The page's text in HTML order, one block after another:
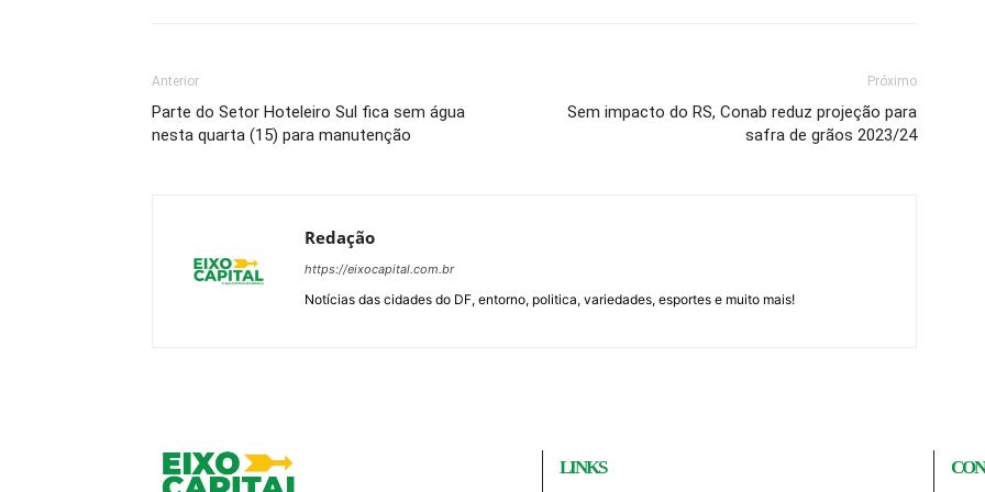
Anterior
Parte do Setor Hoteleiro Sul fica sem água
nesta quarta (15) para manutenção
Próximo
Sem impacto do RS, Conab reduz projeção para
safra de grãos 2023/24
Redação
https://eixocapital.com.br
Notícias das cidades do DF, entorno, politica, variedades, esportes e muito mais!
LINKS